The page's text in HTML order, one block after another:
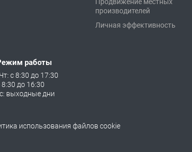
производителей
Личная эффективность
работы
с 8:30 до 17:30
8:30 до 16:30
выходные дни
использования файлов cookie